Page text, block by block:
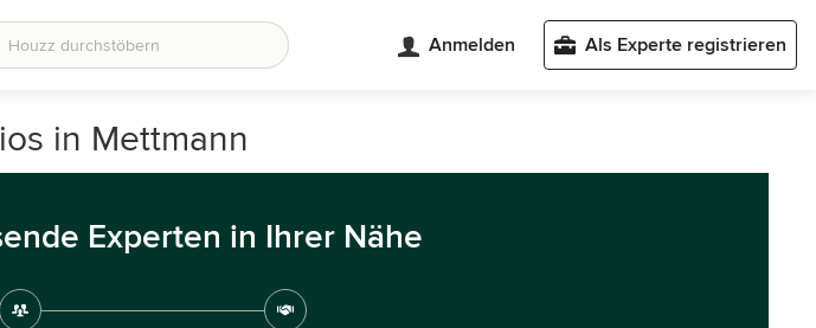
Anmelden Als Experte registrieren
in Mettmann
Experten in Ihrer Nähe